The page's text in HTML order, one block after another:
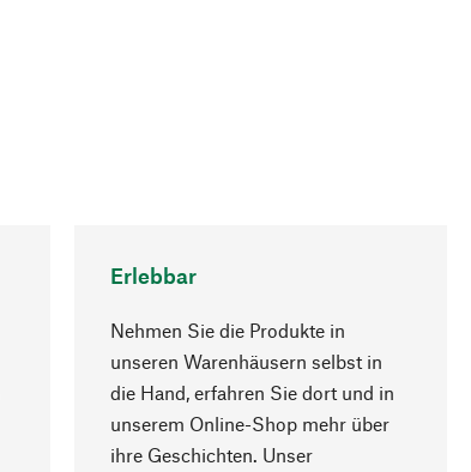
Erlebbar
Nehmen Sie die Produkte in
unseren Warenhäusern selbst in
die Hand, erfahren Sie dort und in
unserem Online-Shop mehr über
ihre Geschichten. Unser